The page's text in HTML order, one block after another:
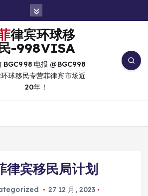
环球移
-998VISA
BGC998 电报 @BGC998
球移民专营菲律宾市场近
20年！
律宾移民局计划
27 12 月, 2023